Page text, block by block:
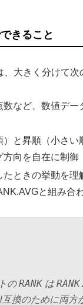
きること
大きく分けて次
数など、数値デー
）と昇順（小さい
方向を自在に制御
ときの挙動を理
と組み合
のRANK は
換のために両方